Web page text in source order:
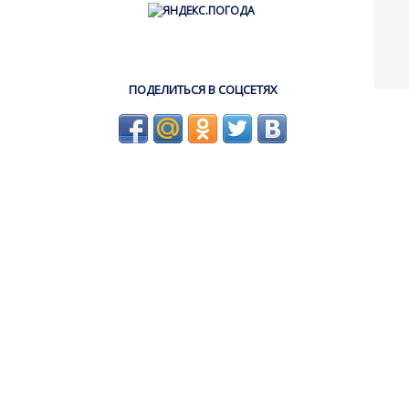
ПОДЕЛИТЬСЯ В СОЦСЕТЯХ